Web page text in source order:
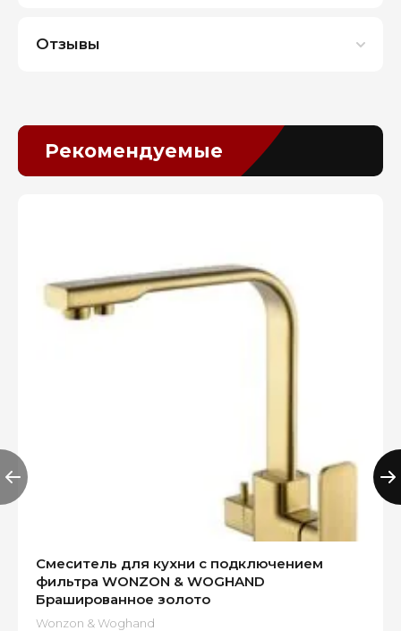
Отзывы
Рекомендуемые
Смеситель для кухни c подключением
фильтра WONZON & WOGHAND
Брашированное золото
Wonzon & Woghand